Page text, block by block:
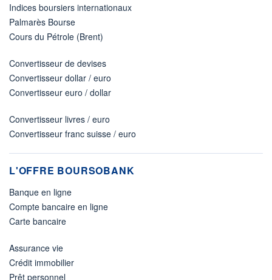
Indices boursiers internationaux
Palmarès Bourse
Cours du Pétrole (Brent)
Convertisseur de devises
Convertisseur dollar / euro
Convertisseur euro / dollar
Convertisseur livres / euro
Convertisseur franc suisse / euro
L'OFFRE BOURSOBANK
Banque en ligne
Compte bancaire en ligne
Carte bancaire
Assurance vie
Crédit immobilier
Prêt personnel